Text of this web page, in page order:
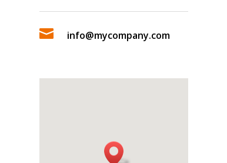
 info@mycompany.com